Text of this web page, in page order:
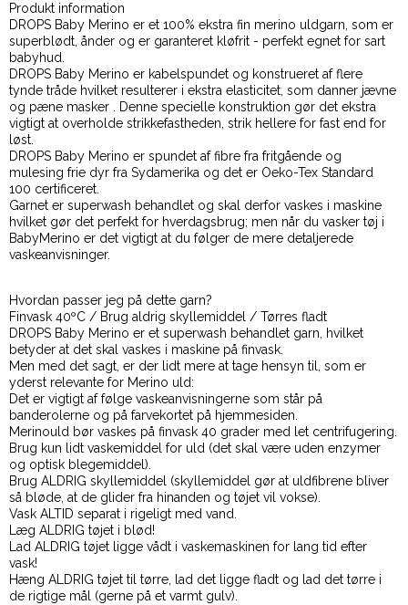
Produkt information
DROPS Baby Merino er et 100% ekstra fin merino uldgarn, som er
superblødt, ånder og er garanteret kløfrit - perfekt egnet for sart
babyhud.
DROPS Baby Merino er kabelspundet og konstrueret af flere
tynde tråde hvilket resulterer i ekstra elasticitet, som danner jævne
og pæne masker . Denne specielle konstruktion gør det ekstra
vigtigt at overholde strikkefastheden, strik hellere for fast end for
løst.
DROPS Baby Merino er spundet af fibre fra fritgående og
mulesing frie dyr fra Sydamerika og det er Oeko-Tex Standard
100 certificeret.
Garnet er superwash behandlet og skal derfor vaskes i maskine
hvilket gør det perfekt for hverdagsbrug; men når du vasker tøj i
BabyMerino er det vigtigt at du følger de mere detaljerede
vaskeanvisninger.
Hvordan passer jeg på dette garn?
Finvask 40ºC / Brug aldrig skyllemiddel / Tørres fladt
DROPS Baby Merino er et superwash behandlet garn, hvilket
betyder at det skal vaskes i maskine på finvask.
Men med det sagt, er der lidt mere at tage hensyn til, som er
yderst relevante for Merino uld:
Det er vigtigt af følge vaskeanvisningerne som står på
banderolerne og på farvekortet på hjemmesiden.
Merinould bør vaskes på finvask 40 grader med let centrifugering.
Brug kun lidt vaskemiddel for uld (det skal være uden enzymer
og optisk blegemiddel).
Brug ALDRIG skyllemiddel (skyllemiddel gør at uldfibrene bliver
så bløde, at de glider fra hinanden og tøjet vil vokse).
Vask ALTID separat i rigeligt med vand.
Læg ALDRIG tøjet i blød!
Lad ALDRIG tøjet ligge vådt i vaskemaskinen for lang tid efter
vask!
Hæng ALDRIG tøjet til tørre, lad det ligge fladt og lad det tørre i
de rigtige mål (gerne på et varmt gulv).